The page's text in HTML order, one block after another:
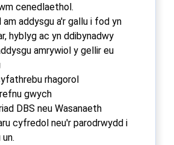
cenedlaethol.
am addysgu a'r gallu i fod yn
hyblyg ac yn ddibynadwy
amrywiol y gellir eu
rhagorol
gwych
DBS neu Wasanaeth
cyfredol neu'r parodrwydd i